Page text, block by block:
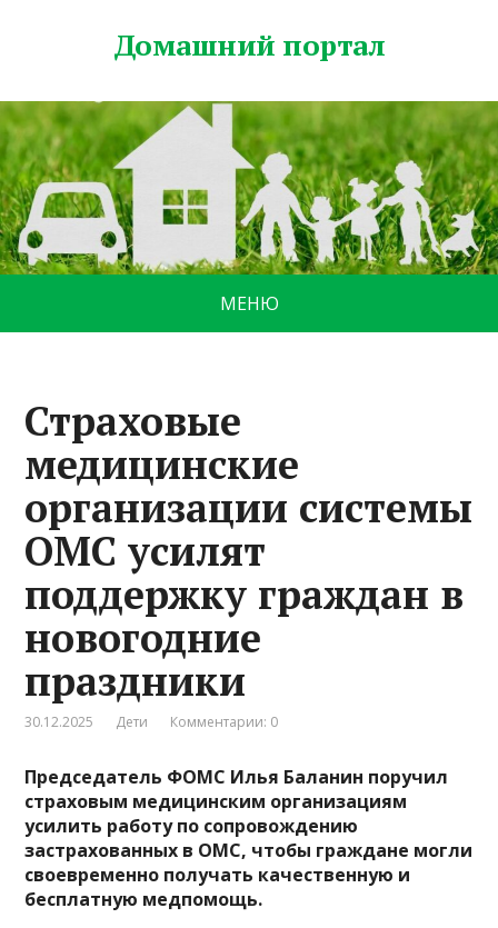
Домашний портал
МЕНЮ
Страховые
медицинские
организации системы
ОМС усилят
поддержку граждан в
новогодние
праздники
30.12.2025 Дети Комментарии: 0
Председатель ФОМС Илья Баланин поручил
страховым медицинским организациям
усилить работу по сопровождению
застрахованных в ОМС, чтобы граждане могли
своевременно получать качественную и
бесплатную медпомощь.